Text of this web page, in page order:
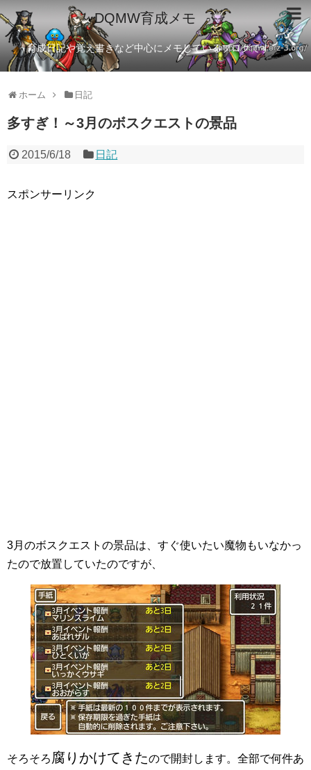
DQMW育成メモ
育成日記や覚え書きなど中心にメモしているブログです
ホーム 日記
多すぎ！～3月のボスクエストの景品
2015/6/18 日記
スポンサーリンク
3月のボスクエストの景品は、すぐ使いたい魔物もいなかっ
たので放置していたのですが、
そろそろ 腐りかけてきたので開封します。全部で何件あ